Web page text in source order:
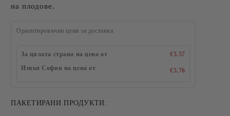
на плодове.
Ориентировъчни цени за доставка
За цялата страна на цена от
€5.57
Извън София на цена от
€5.76
ПАКЕТИРАНИ ПРОДУКТИ: